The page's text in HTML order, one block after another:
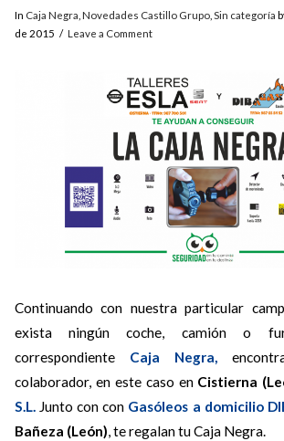
In Caja Negra Novedades Castillo Grupo, Sin categoría
de 2015
Leave a Comment
Continuando con nuestra particular
exista ningún coche, camión o
correspondiente Caja Negra,
colaborador, en este caso en Cistierna
S.L.Junto con con Gasóleos a domicilio
Bañeza (León), te regalan tu Caja Negra.